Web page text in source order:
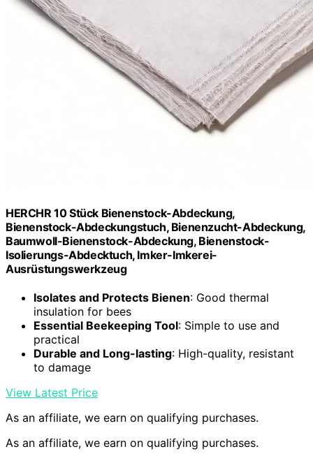
HERCHR 10 Stück Bienenstock-Abdeckung,
Bienenstock-Abdeckungstuch, Bienenzucht-Abdeckung,
Baumwoll-Bienenstock-Abdeckung, Bienenstock-
Isolierungs-Abdecktuch, Imker-Imkerei-
Ausrüstungswerkzeug
Isolates and Protects Bienen: Good thermal
insulation for bees
Essential Beekeeping Tool: Simple to use and
practical
Durable and Long-lasting: High-quality, resistant
to damage
View Latest Price
As an affiliate, we earn on qualifying purchases.
As an affiliate, we earn on qualifying purchases.